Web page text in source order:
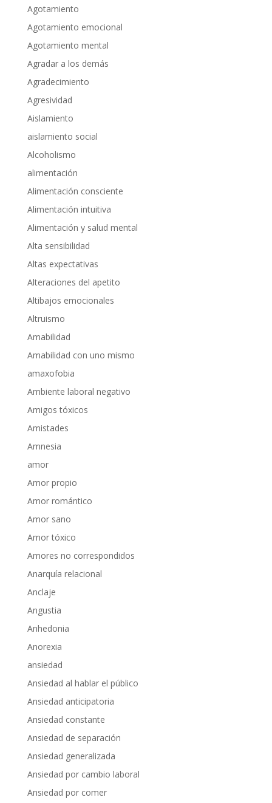
Agotamiento
Agotamiento emocional
Agotamiento mental
Agradar a los demás
Agradecimiento
Agresividad
Aislamiento
aislamiento social
Alcoholismo
alimentación
Alimentación consciente
Alimentación intuitiva
Alimentación y salud mental
Alta sensibilidad
Altas expectativas
Alteraciones del apetito
Altibajos emocionales
Altruismo
Amabilidad
Amabilidad con uno mismo
amaxofobia
Ambiente laboral negativo
Amigos tóxicos
Amistades
Amnesia
amor
Amor propio
Amor romántico
Amor sano
Amor tóxico
Amores no correspondidos
Anarquía relacional
Anclaje
Angustia
Anhedonia
Anorexia
ansiedad
Ansiedad al hablar el público
Ansiedad anticipatoria
Ansiedad constante
Ansiedad de separación
Ansiedad generalizada
Ansiedad por cambio laboral
Ansiedad por comer